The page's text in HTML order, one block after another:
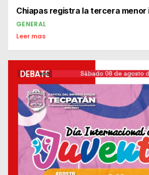
Chiapas registra la tercera
GENERAL
Leer mas